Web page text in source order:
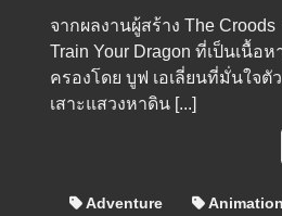
จากผลงานผู้สร้าง The
Train Your Dragon ที่เป็นเนื้อ
ครองโดย บูฟ เอเลี่ยนที่มั่นใจตัว
เสาะแสวงหาดิน [...]
Adventure Animation